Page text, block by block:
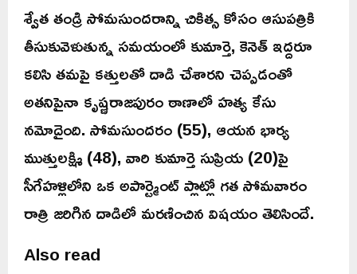
శ్వేత తండ్రి సోమసుందరాన్ని చికిత్స కోసం ఆసుపత్రికి
తీసుకువెళుతున్న సమయంలో కుమార్తె, కెనెత్ ఇద్దరూ
కలిసి తమపై కత్తులతో దాడి చేశారని చెప్పడంతో
అతనిపైనా కృష్ణరాజపురం ఠాణాలో హత్య కేసు
నమోదైంది. సోమసుందరం (55), ఆయన భార్య
ముత్తులక్ష్మి (48), వారి కుమార్తె సుప్రియ (20)పై
సీగేహళ్లిలోని ఒక అపార్ట్మెంట్ ప్లాట్లో గత సోమవారం
రాత్రి జరిగిన దాడిలో మరణించిన విషయం తెలిసిందే.
Also read